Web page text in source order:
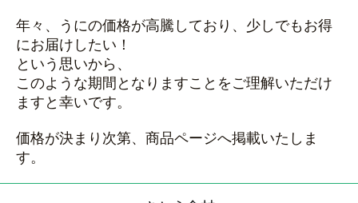
年々、うにの価格が高騰しており、少しでもお得
にお届けしたい！
という思いから、
このような期間となりますことをご理解いただけ
ますと幸いです。
価格が決まり次第、商品ページへ掲載いたしま
す。